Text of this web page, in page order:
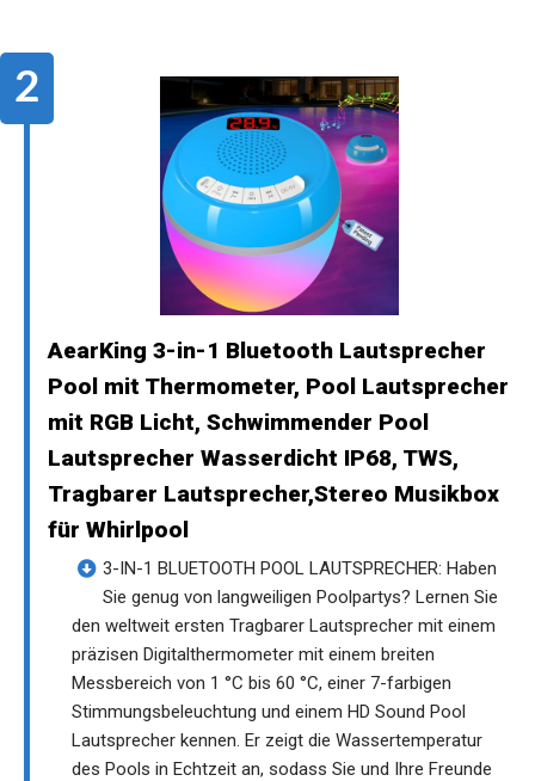
AearKing 3-in-1 Bluetooth Lautsprecher
Pool mit Thermometer, Pool Lautsprecher
mit RGB Licht, Schwimmender Pool
Lautsprecher Wasserdicht IP68, TWS,
Tragbarer Lautsprecher,Stereo Musikbox
für Whirlpool
3-IN-1 BLUETOOTH POOL LAUTSPRECHER: Haben
Sie genug von langweiligen Poolpartys? Lernen Sie
den weltweit ersten Tragbarer Lautsprecher mit einem
präzisen Digitalthermometer mit einem breiten
Messbereich von 1 °C bis 60 °C, einer 7-farbigen
Stimmungsbeleuchtung und einem HD Sound Pool
Lautsprecher kennen. Er zeigt die Wassertemperatur
des Pools in Echtzeit an, sodass Sie und Ihre Freunde